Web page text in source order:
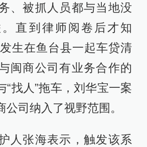
、被抓人员都与当地没
直到律师阅卷后才知
生在鱼台县一起车贷清
闽商公司有业务合作的
“找人”拖车，刘华宝一案
公司纳入了视野范围。
人张海表示，触发该系